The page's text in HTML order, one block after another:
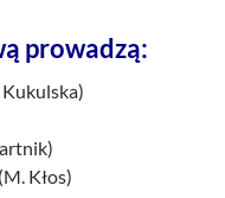
prowadzą:
Kłos)